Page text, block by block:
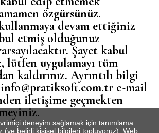
özgürsünüz.
devam ettiğiniz
etmiş olduğunuz
Şayet kabul
lütfen uygulamayı tüm
kaldırınız. Ayrıntılı bilgi
e-mail
iletişime geçmekten
deneyim sağlamak için tanımlama
(ve belirli kişisel bilgileri topluyoruz). Web